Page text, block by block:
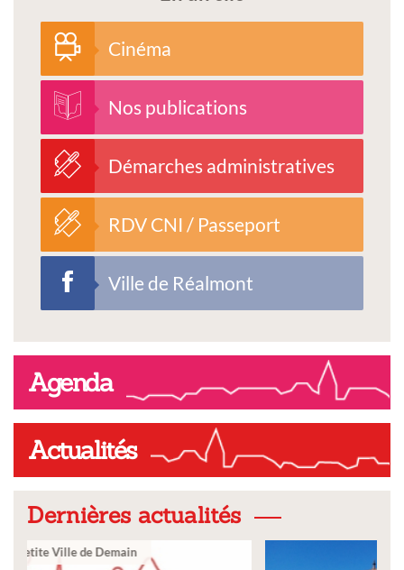
Cinéma
Nos publications
Démarches administratives
RDV CNI / Passeport
Ville de Réalmont
Agenda
Actualités
Dernières actualités